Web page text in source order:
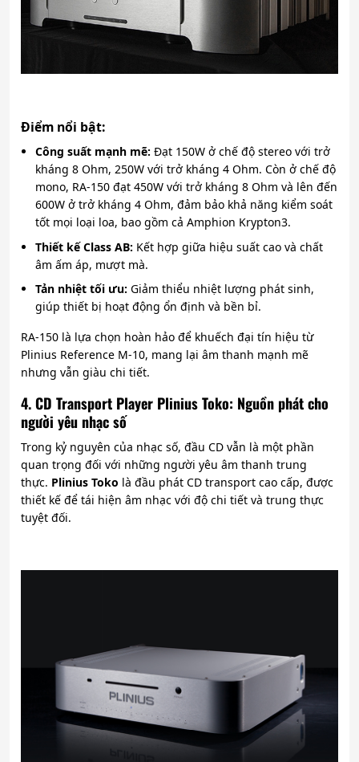
Điểm nổi bật:
Công suất mạnh mẽ: Đạt 150W ở chế độ stereo với trở
kháng 8 Ohm, 250W với trở kháng 4 Ohm. Còn ở chế độ
mono, RA-150 đạt 450W với trở kháng 8 Ohm và lên đến
600W ở trở kháng 4 Ohm, đảm bảo khả năng kiểm soát
tốt mọi loại loa, bao gồm cả Amphion Krypton3.
Thiết kế Class AB: Kết hợp giữa hiệu suất cao và chất
âm ấm áp, mượt mà.
Tản nhiệt tối ưu: Giảm thiểu nhiệt lượng phát sinh,
giúp thiết bị hoạt động ổn định và bền bỉ.
RA-150 là lựa chọn hoàn hảo để khuếch đại tín hiệu từ
Plinius Reference M-10, mang lại âm thanh mạnh mẽ
nhưng vẫn giàu chi tiết.
4. CD Transport Player Plinius Toko: Nguồn phát cho
người yêu nhạc số
Trong kỷ nguyên của nhạc số, đầu CD vẫn là một phần
quan trọng đối với những người yêu âm thanh trung
thực. Plinius Toko là đầu phát CD transport cao cấp, được
thiết kế để tái hiện âm nhạc với độ chi tiết và trung thực
tuyệt đối.